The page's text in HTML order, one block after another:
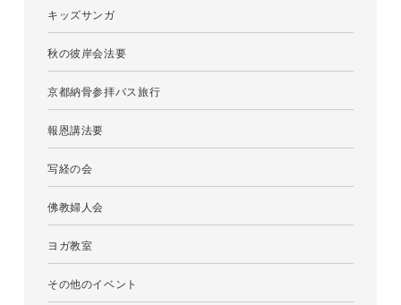
キッズサンガ
秋の彼岸会法要
京都納骨参拝バス旅行
報恩講法要
写経の会
佛教婦人会
ヨガ教室
その他のイベント